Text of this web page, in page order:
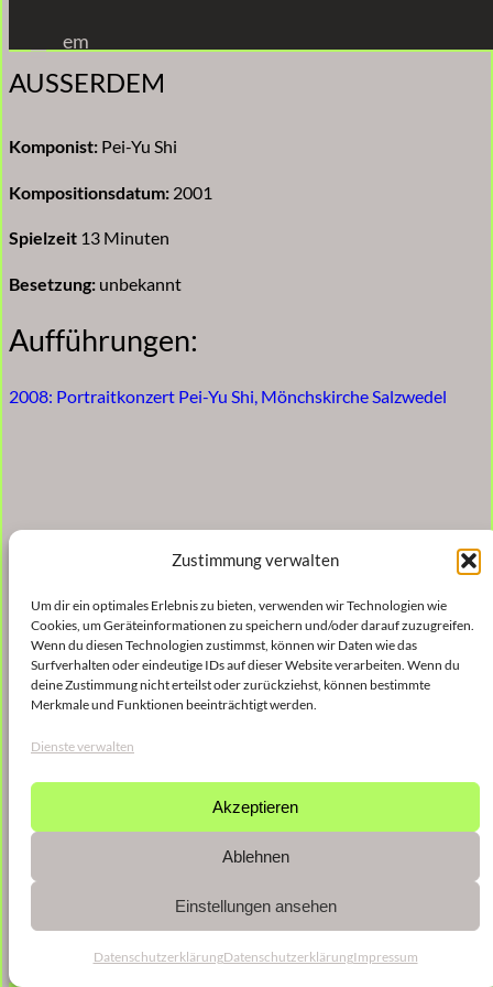
Zustimmung verwalten
Um dir ein optimales Erlebnis zu bieten, verwenden wir Technologien wie
Cookies, um Geräteinformationen zu speichern und/oder darauf zuzugreifen.
Wenn du diesen Technologien zustimmst, können wir Daten wie das
Surfverhalten oder eindeutige IDs auf dieser Website verarbeiten. Wenn du
deine Zustimmung nicht erteilst oder zurückziehst, können bestimmte
Merkmale und Funktionen beeinträchtigt werden.
Dienste verwalten
Akzeptieren
Ablehnen
Einstellungen ansehen
DatenschutzerklärungDatenschutzerklärungImpressum
Inhalt
springen
em
AUSSERDEM
Komponist: Pei-Yu Shi
Kompositionsdatum: 2001
Spielzeit 13 Minuten
Besetzung: unbekannt
Aufführungen:
2008: Portraitkonzert Pei-Yu Shi, Mönchskirche Salzwedel